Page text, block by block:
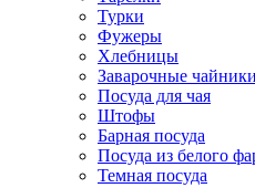
Турки
Фужеры
Хлебницы
Заварочные чайники
Посуда для чая
Штофы
Барная посуда
Посуда из белого
Темная посуда